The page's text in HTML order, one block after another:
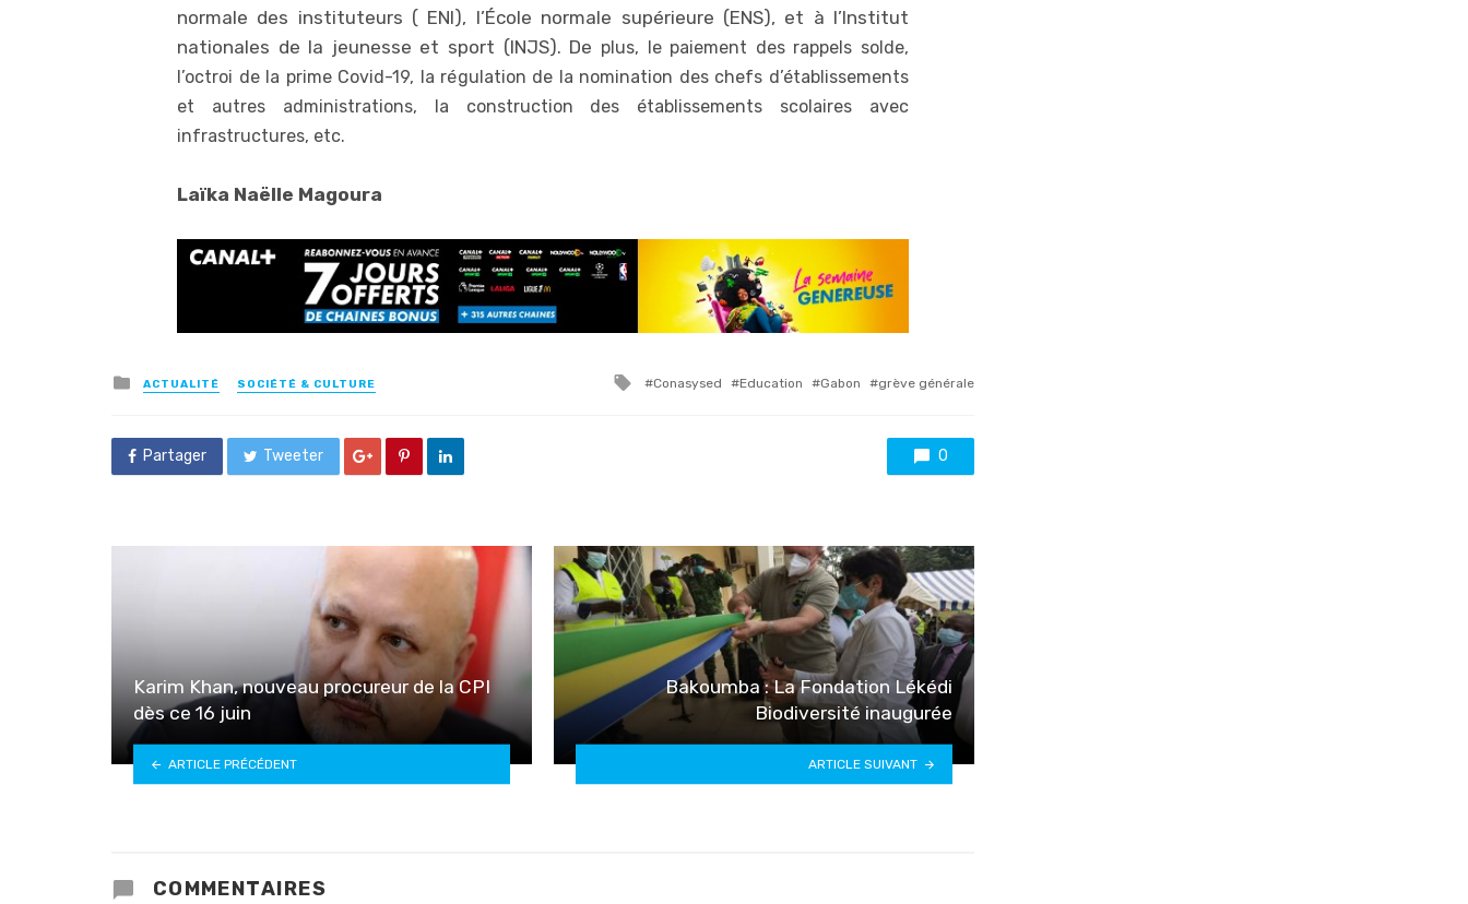
normale des instituteurs ( ENI), l’École normale supérieure (ENS), et à l’Institut
nationales de la jeunesse et sport (INJS). De plus, le paiement des rappels solde,
l’octroi de la prime Covid-19, la régulation de la nomination des chefs d’établissements
et autres administrations, la construction des établissements scolaires avec
infrastructures, etc.
Laïka Naëlle Magoura
Posted
in
ACTUALITÉ SOCIÉTÉ & CULTURE
Tagged
Conasysed Education Gabon grève générale
Partager Tweeter 0
Karim Khan, nouveau procureur de la CPI
dès ce 16 juin
ARTICLE PRÉCÉDENT
Bakoumba : La Fondation Lékédi
Biodiversité inaugurée
ARTICLE SUIVANT
COMMENTAIRES